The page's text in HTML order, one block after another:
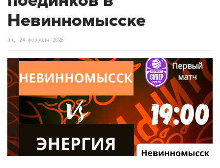
Невинномысске
Пн, 24 февраля 2025